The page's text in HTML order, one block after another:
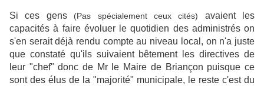
Si ces gens (Pas spécialement ceux cités)
avaient les
capacités à faire évoluer le quotidien des administrés on
s'en serait déjà rendu compte au niveau local, on n'a juste
que constaté qu'ils suivaient bêtement les directives de
leur "chef" donc de Mr le Maire de Briançon puisque ce
sont des élus de la "majorité" municipale, le reste c'est du